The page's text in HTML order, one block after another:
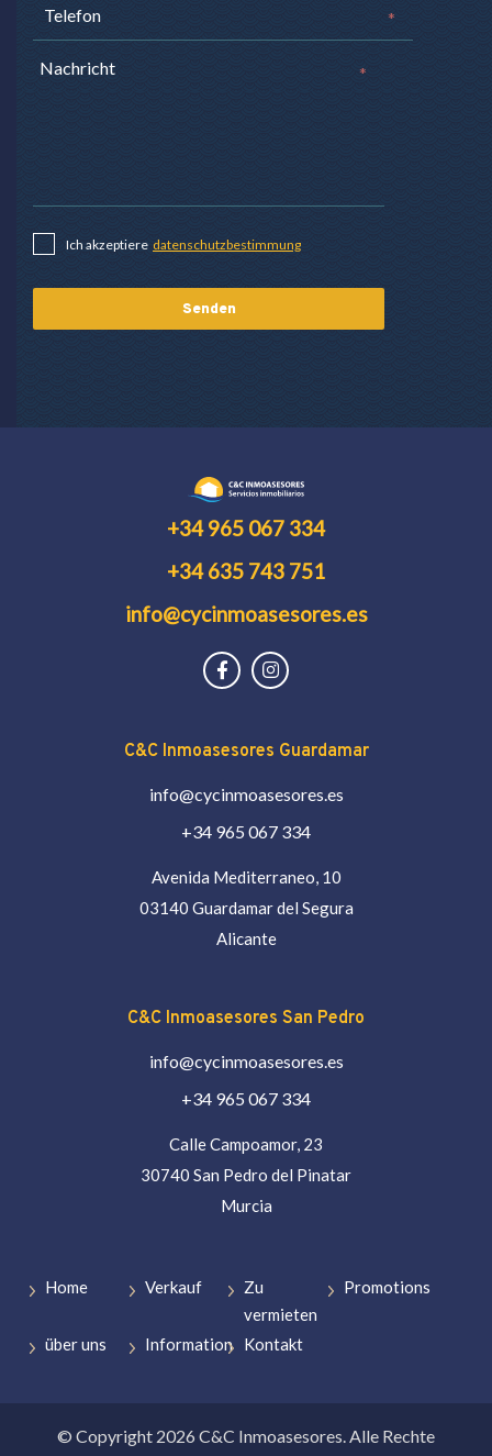
*
*
Ich akzeptiere datenschutzbestimmung
+34 965 067 334
+34 635 743 751
info@cycinmoasesores.es
C&C Inmoasesores Guardamar
info@cycinmoasesores.es
+34 965 067 334
Avenida Mediterraneo, 10
03140 Guardamar del Segura
Alicante
C&C Inmoasesores San Pedro
info@cycinmoasesores.es
+34 965 067 334
Calle Campoamor, 23
30740 San Pedro del Pinatar
Murcia
Home Verkauf
Zu
vermieten
Promotions
über uns Information Kontakt
© Copyright 2026 C&C Inmoasesores. Alle Rechte